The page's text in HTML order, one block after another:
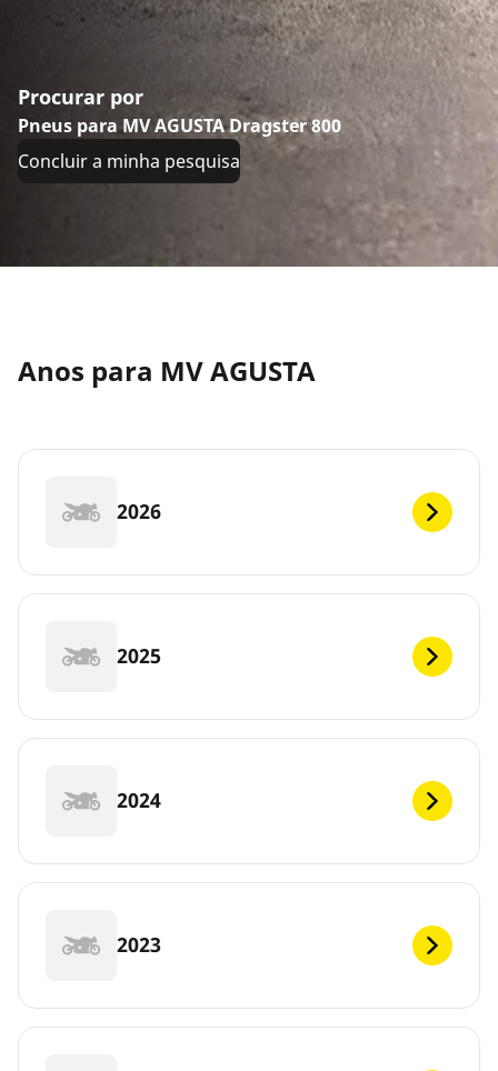
Procurar por
Pneus para MV AGUSTA Dragster 800
Concluir a minha pesquisa
Anos para MV AGUSTA
2026
2025
2024
2023